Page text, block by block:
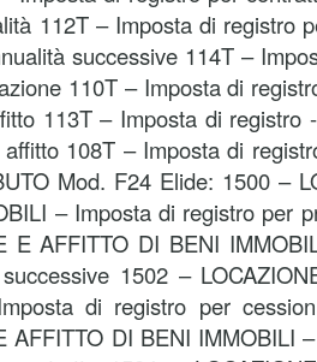
112T – Imposta di registro
successive 114T –
110T – Imposta di
113T – Imposta di registro
108T – Imposta di
Mod. F24 Elide: 1500 –
– Imposta di registro per
E AFFITTO DI BENI
1502 –
di registro per
AFFITTO DI BENI IMMOBILI